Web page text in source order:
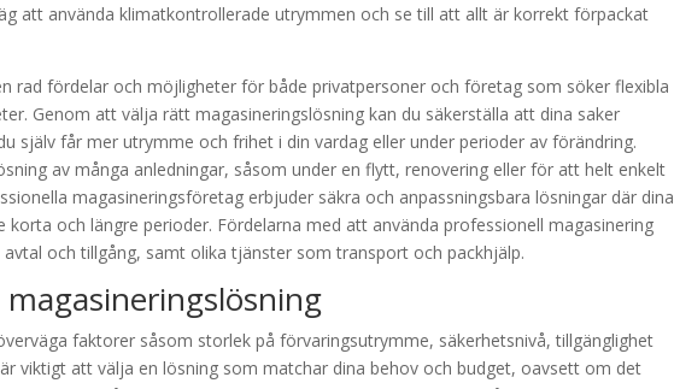
att använda klimatkontrollerade utrymmen och se till att allt är korrekt förpackat
rad fördelar och möjligheter för både privatpersoner och företag som söker flexibla
Genom att välja rätt magasineringslösning kan du säkerställa att dina saker
själv får mer utrymme och frihet i din vardag eller under perioder av förändring.
av många anledningar, såsom under en flytt, renovering eller för att helt enkelt
magasineringsföretag erbjuder säkra och anpassningsbara lösningar där dina
korta och längre perioder. Fördelarna med att använda professionell magasinering
och tillgång, samt olika tjänster som transport och packhjälp.
faktorer såsom storlek på förvaringsutrymme, säkerhetsnivå, tillgänglighet
viktigt att välja en lösning som matchar dina behov och budget, oavsett om det